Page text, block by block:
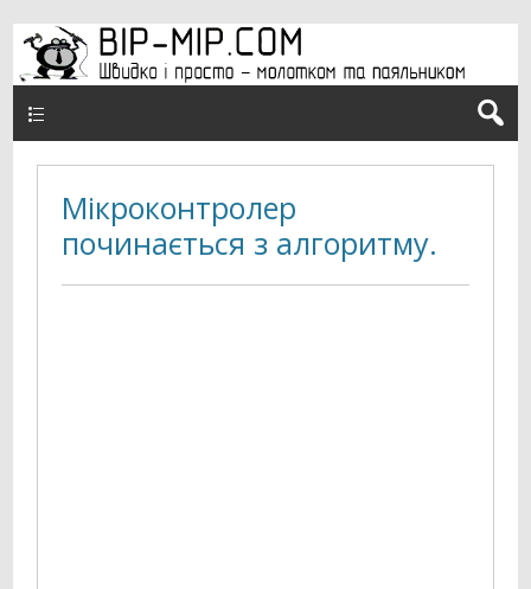
Мікроконтролер
починається з алгоритму.